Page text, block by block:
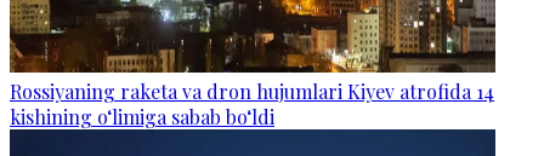
Rossiyaning raketa va dron hujumlari Kiyev atrofida 14
kishining o‘limiga sabab bo‘ldi